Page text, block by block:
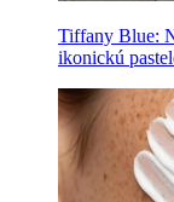
Tiffany Blue:
ikonickú